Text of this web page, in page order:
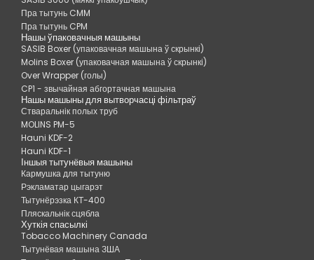
Пра тытунь CMM
Пра тытунь CPM
Нашы ўпаковачныя машыны
SASIB Boxer (упаковачная машына ў скрынкі)
Molins Boxer (упаковачная машына ў скрынкі)
Over Wrapper (голы)
CP1 - звычайная абгортачная машына
Нашы машыны для вытворчасці фільтраў
Стваральнік полых труб
MOLINS PM-5
Hauni KDF-2
Hauni KDF-1
Іншыя тытунёвыя машыны
Кармушка для тытуню
Рэкламатар цыгарэт
Тытунёрэзка КТ-400
Пляскальнік сцябла
Хуткія спасылкі
Tobacco Machinery Canada
Тытунёвая машына ЗША